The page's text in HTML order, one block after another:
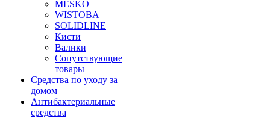
MESKO
WISTOBA
SOLIDLINE
Кисти
Валики
Сопутствующие
товары
Средства по уходу за
домом
Антибактериальные
средства